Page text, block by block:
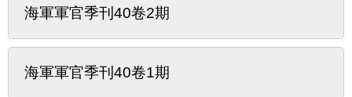
海軍軍官季刊40卷2期
海軍軍官季刊40卷1期